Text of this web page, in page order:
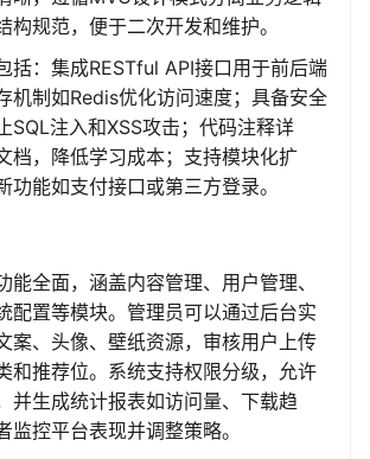
构规范，便于二次开发和维护。
括：集成RESTful API接口用于前后端
机制如Redis优化访问速度；具备安全
SQL注入和XSS攻击；代码注释详
档，降低学习成本；支持模块化扩
功能如支付接口或第三方登录。
能全面，涵盖内容管理、用户管理、
配置等模块。管理员可以通过后台实
案、头像、壁纸资源，审核用户上传
和推荐位。系统支持权限分级，允许
并生成统计报表如访问量、下载趋
监控平台表现并调整策略。